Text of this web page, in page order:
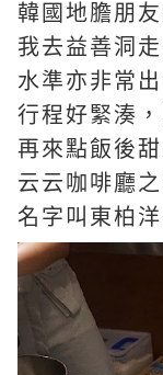
韓國地膽朋
我去益善洞
水準亦非常
行程好緊湊
再來點飯後甜
云云咖啡廳
名字叫東柏